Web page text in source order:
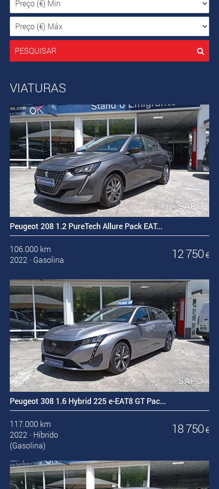
PESQUISAR
VIATURAS
Peugeot 208 1.2 PureTech Allure Pack EAT...
106.000 km
2022 · Gasolina 12 750 €
Peugeot 308 1.6 Hybrid 225 e-EAT8 GT Pac...
117.000 km
2022 · Híbrido
(Gasolina)
18 750 €